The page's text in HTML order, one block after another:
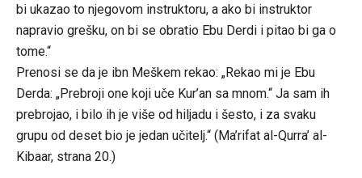
bi ukazao to njegovom instruktoru, a ako bi instruktor
napravio grešku, on bi se obratio Ebu Derdi i pitao bi ga o
tome.“
Prenosi se da je ibn Meškem rekao: „Rekao mi je Ebu
Derda: „Prebroji one koji uče Kur’an sa mnom.“ Ja sam ih
prebrojao, i bilo ih je više od hiljadu i šesto, i za svaku
grupu od deset bio je jedan učitelj.“ (Ma’rifat al-Qurra’ al-
Kibaar, strana 20.)